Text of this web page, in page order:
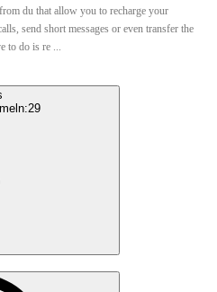
du that allow you to recharge your
send short messages or even transfer the
to do is re ...
29